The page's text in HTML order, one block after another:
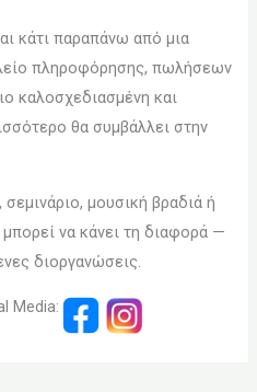
κάτι παραπάνω από μια
πληροφόρησης, πωλήσεων
καλοσχεδιασμένη και
θα συμβάλλει στην
σεμινάριο, μουσική βραδιά ή
να κάνει τη διαφορά —
διοργανώσεις.
Media: